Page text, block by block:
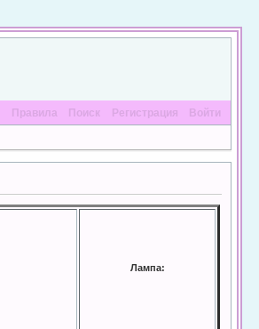
Правила Поиск Регистрация Войти
Лампа: